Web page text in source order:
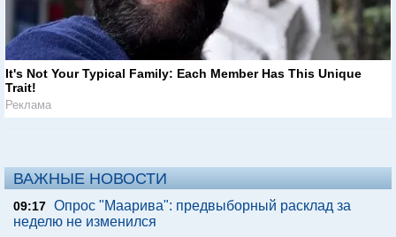
It's Not Your Typical Family: Each Member Has This Unique
Trait!
Реклама
ВАЖНЫЕ НОВОСТИ
09:17 Опрос "Mаарива": предвыборный расклад за
неделю не изменился